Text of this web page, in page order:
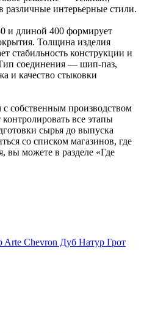
интерьерные стили.
и длиной 400 формирует
Толщина изделия
стабильность конструкции и
соединения — шип-паз,
и качество стыковки
собственным производством
все этапы
сырья до выпуска
со списком магазинов, где
вы можете в разделе «Где
Arte Chevron Дуб Натур Грот